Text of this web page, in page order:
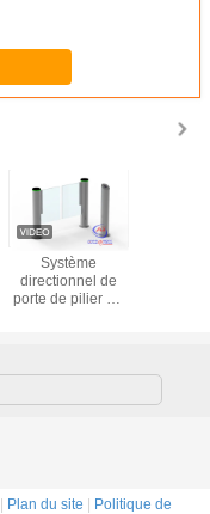
Système
directionnel de
porte de pilier de
code de Qr de
le gymnase
Plan du site
Politique de